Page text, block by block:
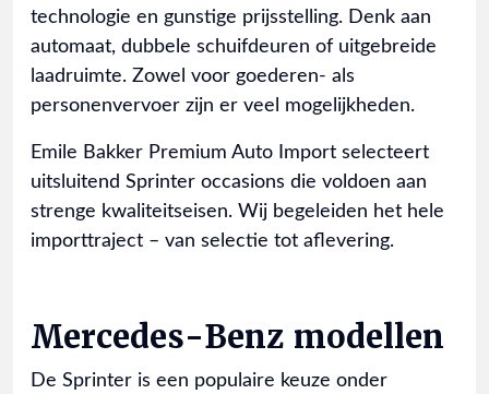
technologie en gunstige prijsstelling. Denk aan
automaat, dubbele schuifdeuren of uitgebreide
laadruimte. Zowel voor goederen- als
personenvervoer zijn er veel mogelijkheden.
Emile Bakker Premium Auto Import selecteert
uitsluitend Sprinter occasions die voldoen aan
strenge kwaliteitseisen. Wij begeleiden het hele
importtraject – van selectie tot aflevering.
Mercedes-Benz modellen
De Sprinter is een populaire keuze onder